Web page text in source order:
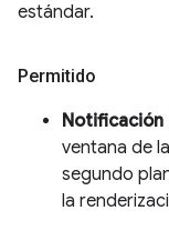
estándar.
Permitido
Notificación
ventana de
segundo
la